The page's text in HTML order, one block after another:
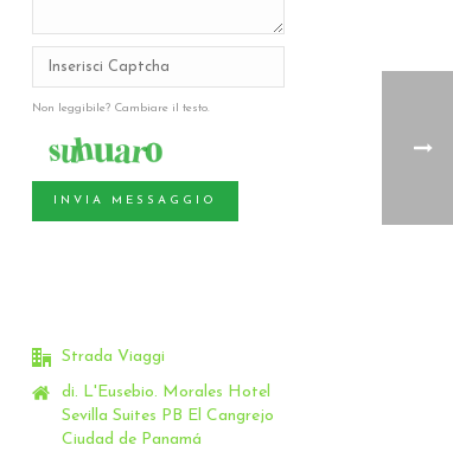
Non leggibile? Cambiare il testo.
INVIA MESSAGGIO
Strada Viaggi
di. L'Eusebio. Morales Hotel
Sevilla Suites PB El Cangrejo
Ciudad de Panamá